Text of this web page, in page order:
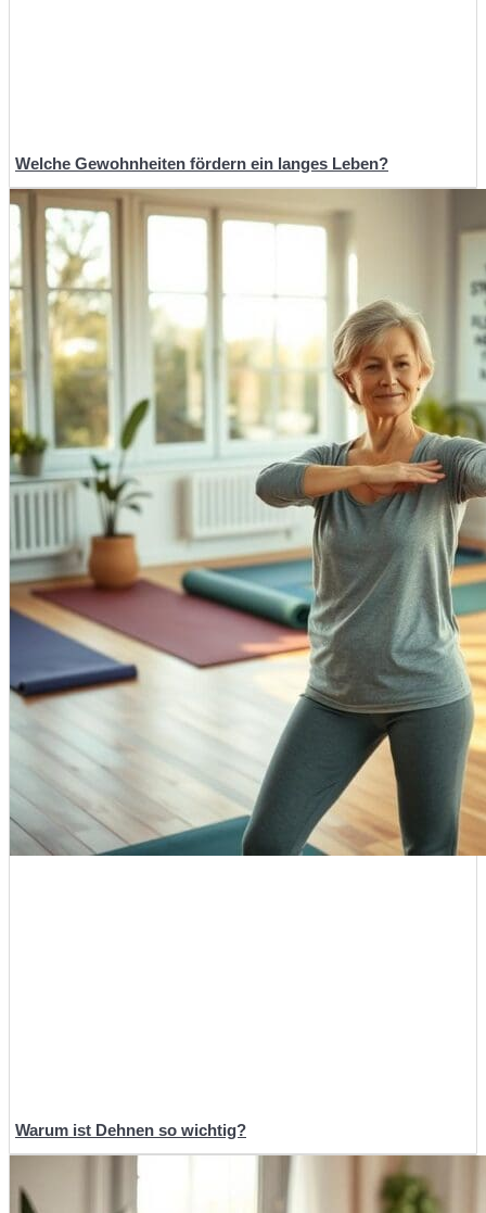
Welche Gewohnheiten fördern ein langes Leben?
Warum ist Dehnen so wichtig?